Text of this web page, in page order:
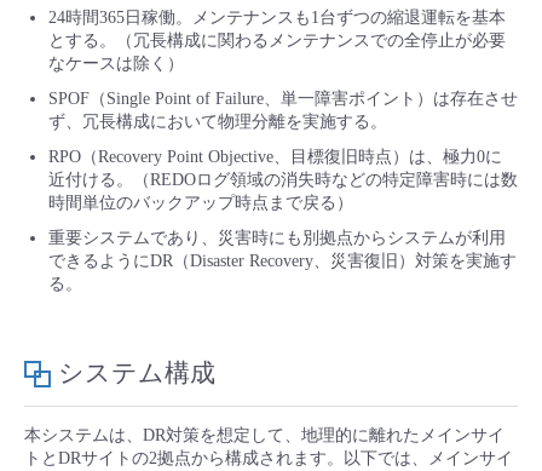
すべてのメニューを見る
管理機能
すべてのメニューを見る
モニタリング/監査
サポート
すべてのメニューを見る
- 初期設定・確認
- ユーザー機能の管理
- 登録情報の管理
- APIリファレンス
- IoT
- マルチクラウド利用
- リモートワーク
- ITインフラストラクチャー
メンテナンス予定
定期メンテナンス
販売パートナー向けプログラム
協業パートナー
トレーニング/操作動画
脱炭素化
24時間365日稼働。メンテナンスも1台ずつの縮退運転を基本
とする。（冗長構成に関わるメンテナンスでの全停止が必要
なケースは除く）
SPOF（Single Point of Failure、単一障害ポイント）は存在させ
ず、冗長構成において物理分離を実施する。
RPO（Recovery Point Objective、目標復旧時点）は、極力0に
近付ける。（REDOログ領域の消失時などの特定障害時には数
時間単位のバックアップ時点まで戻る）
重要システムであり、災害時にも別拠点からシステムが利用
できるようにDR（Disaster Recovery、災害復旧）対策を実施す
る。
システム構成
本システムは、DR対策を想定して、地理的に離れたメインサイ
トとDRサイトの2拠点から構成されます。以下では、メインサイ